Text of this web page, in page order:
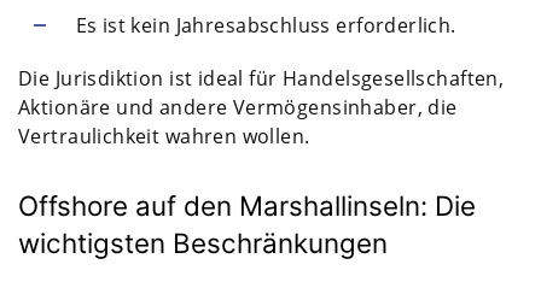
Es ist kein Jahresabschluss erforderlich.
Die Jurisdiktion ist ideal für Handelsgesellschaften,
Aktionäre und andere Vermögensinhaber, die
Vertraulichkeit wahren wollen.
Offshore auf den Marshallinseln: Die
wichtigsten Beschränkungen